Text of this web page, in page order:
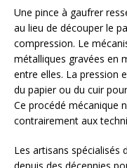
Une pince à gaufrer
au lieu de découper le
compression. Le
métalliques gravées en
entre elles. La pression
du papier ou du cuir
Ce procédé mécanique
contrairement aux
Les artisans spécialisés
depuis des décennies